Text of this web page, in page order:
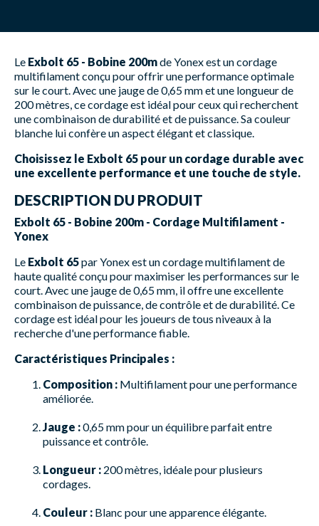
Le Exbolt 65 - Bobine 200mde Yonex est un cordage
multifilament conçu pour offrir une performance optimale
sur le court. Avec une jauge de 0,65 mm et une longueur de
200 mètres, ce cordage est idéal pour ceux qui recherchent
une combinaison de durabilité et de puissance. Sa couleur
blanche lui confère un aspect élégant et classique.
Choisissez le Exbolt 65 pour un cordage durable avec
une excellente performance et une touche de style.
DESCRIPTION DU PRODUIT
Exbolt 65 - Bobine 200m - Cordage Multifilament -
Yonex
Le Exbolt 65par Yonex est un cordage multifilament de
haute qualité conçu pour maximiser les performances sur le
court. Avec une jauge de 0,65 mm, il offre une excellente
combinaison de puissance, de contrôle et de durabilité. Ce
cordage est idéal pour les joueurs de tous niveaux à la
recherche d'une performance fiable.
Caractéristiques Principales :
Composition : Multifilament pour une performance
améliorée.
Jauge :0,65 mm pour un équilibre parfait entre
puissance et contrôle.
Longueur : 200 mètres, idéale pour plusieurs
cordages.
Couleur : Blanc pour une apparence élégante.